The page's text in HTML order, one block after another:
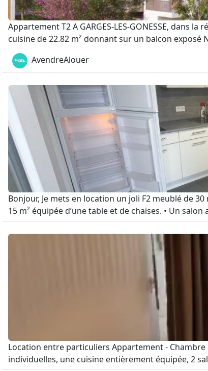
Appartement T2 A GARGES-LES-GONESSE, dans
cuisine de 22.82 m² donnant sur un balcon exposé
AvendreAlouer
Bonjour, Je mets en location un joli F2 meublé de
15 m² équipée d’une table et de chaises. • Un
Location entre particuliers Appartement -
individuelles, une cuisine entièrement équipée, 2